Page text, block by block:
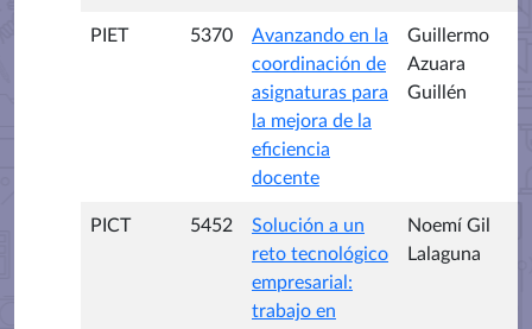
PIET 5370
Avanzando en la
coordinación de
asignaturas para
la mejora de la
eficiencia
docente
Guillermo
Azuara
Guillén
PICT 5452
Solución a un
reto tecnológico
empresarial:
trabajo en
Noemí Gil
Lalaguna